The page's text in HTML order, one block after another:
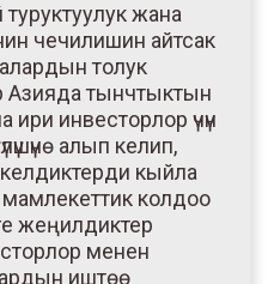
жана
чечилишин айтсак
толук
тынчтыктын
инвесторлор үчүн
алып келип,
кыйла
колдоо
жеңилдиктер
менен
иштөө